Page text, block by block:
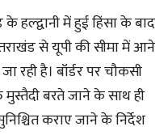
के हल्द्वानी में हुई हिंसा के बाद
से यूपी की सीमा में आने
रही है। बॉर्डर पर चौकसी
मुस्तैदी बरते जाने के साथ ही
कराए जाने के निर्देश